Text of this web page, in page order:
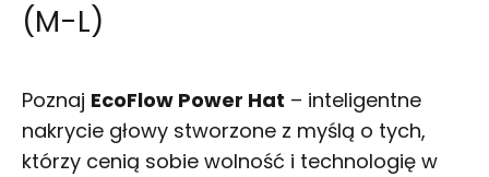
(M-L)
Poznaj EcoFlow Power Hat – inteligentne
nakrycie głowy stworzone z myślą o tych,
którzy cenią sobie wolność i technologię w